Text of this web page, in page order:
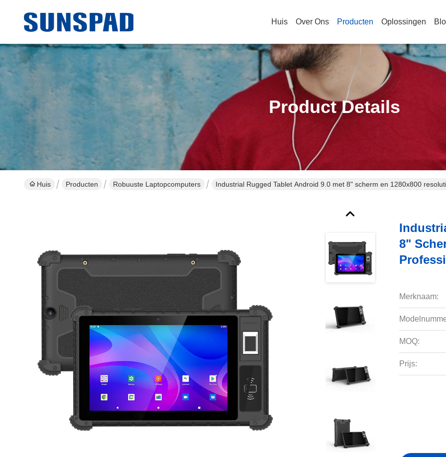
Huis Over Ons Producten Oplossingen
Product Details
Huis Producten Robuuste Laptopcomputers Industrial Rugged Tablet Android 9.0 met 8" scherm en 1280x800
8"
Merknaam:
MOQ:
Prijs: